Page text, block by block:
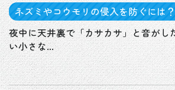
ネズミやコウモリの侵入を防ぐには
る「出口」と「入り口」の封鎖術
夜中に天井裏で「カサカサ」と音がし
い小さな...